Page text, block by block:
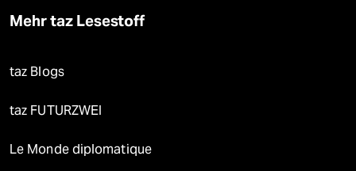
Mehr taz Lesestoff
taz Blogs
taz FUTURZWEI
Le Monde diplomatique